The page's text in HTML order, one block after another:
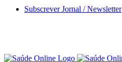
Skip
Subscrever Jornal / Newsletter